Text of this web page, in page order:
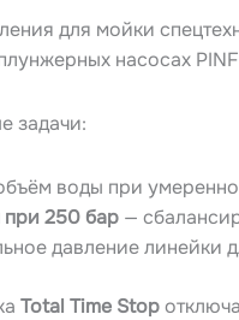
для мойки
насосах
задачи:
воды при
250 бар —
давление линейки
Total Time Stop